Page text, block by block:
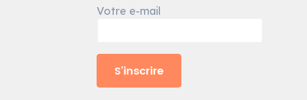
Votre e-mail